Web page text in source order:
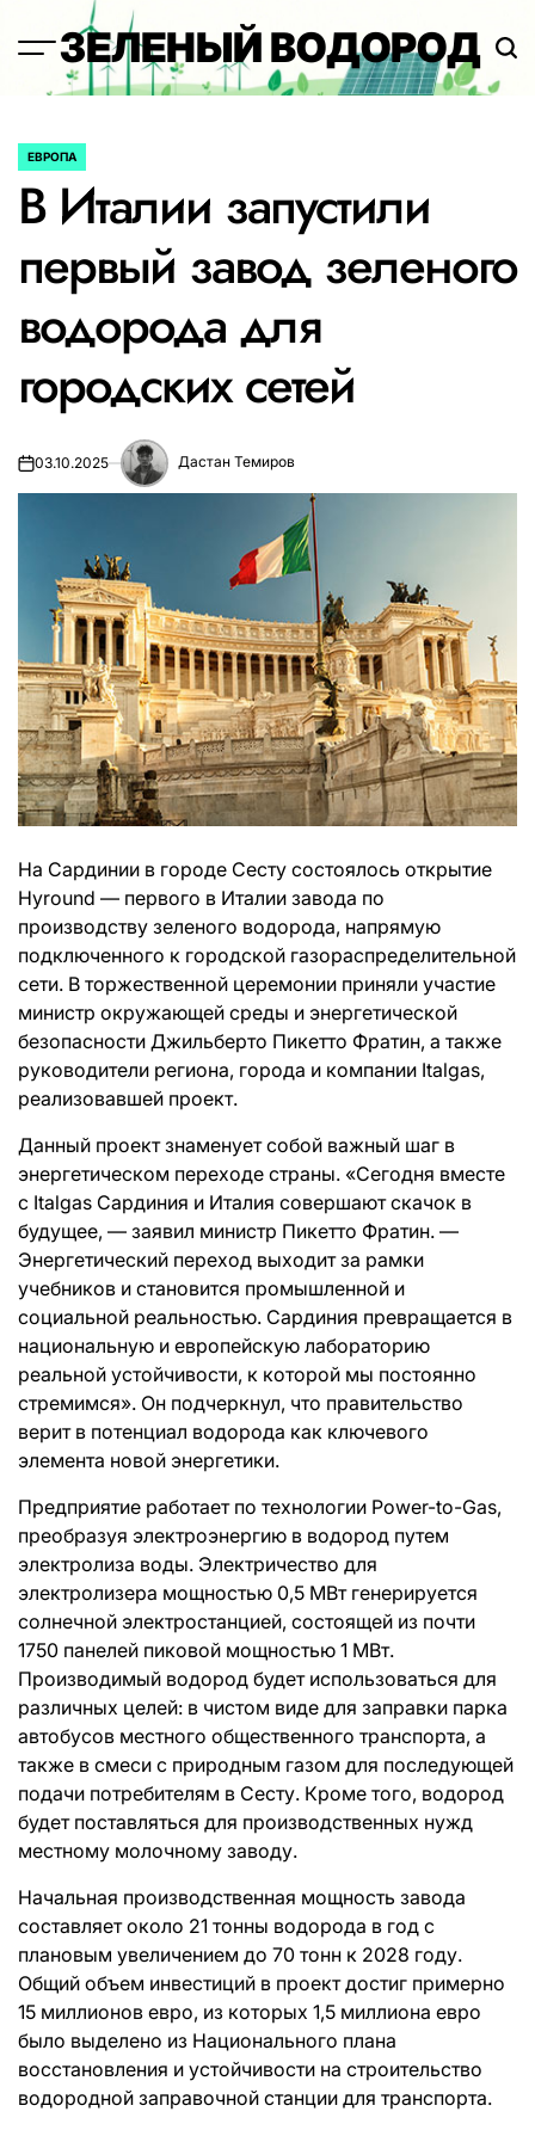
содержимому
ЗЕЛЕНЫЙ ВОДОРОД
ОПУБЛИКОВАНО
ЕВРОПА
В Италии запустили
первый завод зеленого
водорода для
городских сетей
03.10.2025 Дастан Темиров
На Сардинии в городе Сесту состоялось открытие
Hyround — первого в Италии завода по
производству зеленого водорода, напрямую
подключенного к городской газораспределительной
сети. В торжественной церемонии приняли участие
министр окружающей среды и энергетической
безопасности Джильберто Пикетто Фратин, а также
руководители региона, города и компании Italgas,
реализовавшей проект.
Данный проект знаменует собой важный шаг в
энергетическом переходе страны. «Сегодня вместе
с Italgas Сардиния и Италия совершают скачок в
будущее, — заявил министр Пикетто Фратин. —
Энергетический переход выходит за рамки
учебников и становится промышленной и
социальной реальностью. Сардиния превращается в
национальную и европейскую лабораторию
реальной устойчивости, к которой мы постоянно
стремимся». Он подчеркнул, что правительство
верит в потенциал водорода как ключевого
элемента новой энергетики.
Предприятие работает по технологии Power-to-Gas,
преобразуя электроэнергию в водород путем
электролиза воды. Электричество для
электролизера мощностью 0,5 МВт генерируется
солнечной электростанцией, состоящей из почти
1750 панелей пиковой мощностью 1 МВт.
Производимый водород будет использоваться для
различных целей: в чистом виде для заправки парка
автобусов местного общественного транспорта, а
также в смеси с природным газом для последующей
подачи потребителям в Сесту. Кроме того, водород
будет поставляться для производственных нужд
местному молочному заводу.
Начальная производственная мощность завода
составляет около 21 тонны водорода в год с
плановым увеличением до 70 тонн к 2028 году.
Общий объем инвестиций в проект достиг примерно
15 миллионов евро, из которых 1,5 миллиона евро
было выделено из Национального плана
восстановления и устойчивости на строительство
водородной заправочной станции для транспорта.